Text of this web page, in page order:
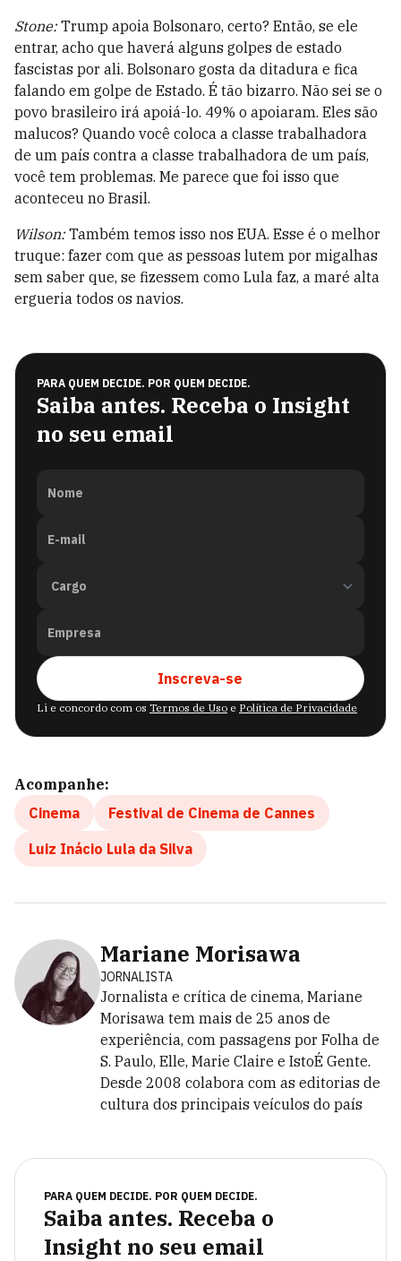
Stone:Trump apoia Bolsonaro, certo? Então, se ele
entrar, acho que haverá alguns golpes de estado
fascistas por ali. Bolsonaro gosta da ditadura e fica
falando em golpe de Estado. É tão bizarro. Não sei se o
povo brasileiro irá apoiá-lo. 49% o apoiaram. Eles são
malucos? Quando você coloca a classe trabalhadora
de um país contra a classe trabalhadora de um país,
você tem problemas. Me parece que foi isso que
aconteceu no Brasil.
Wilson:Também temos isso nos EUA. Esse é o melhor
truque: fazer com que as pessoas lutem por migalhas
sem saber que, se fizessem como Lula faz, a maré alta
ergueria todos os navios.
PARA QUEM DECIDE. POR QUEM DECIDE.
Saiba antes. Receba o Insight
no seu email
Nome
E-mail
Empresa
Inscreva-se
Li e concordo com os Termos de Uso e Política de Privacidade
Acompanhe:
Cinema
Festival de Cinema de Cannes
Luiz Inácio Lula da Silva
Mariane Morisawa
JORNALISTA
Jornalista e crítica de cinema, Mariane
Morisawa tem mais de 25 anos de
experiência, com passagens por Folha de
S. Paulo, Elle, Marie Claire e IstoÉ Gente.
Desde 2008 colabora com as editorias de
cultura dos principais veículos do país
PARA QUEM DECIDE. POR QUEM DECIDE.
Saiba antes. Receba o
Insight no seu email